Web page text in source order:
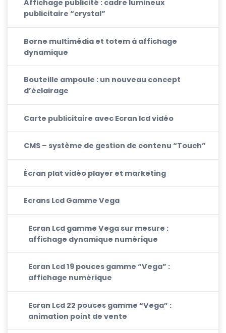
Affichage publicité : cadre lumineux
publicitaire “crystal”
Borne multimédia et totem à affichage
dynamique
Bouteille ampoule : un nouveau concept
d’éclairage
Carte publicitaire avec Ecran lcd vidéo
CMS – système de gestion de contenu “Touch”
Écran plat vidéo player et marketing
Ecrans Lcd Gamme Vega
Ecran Lcd gamme Vega sur mesure :
affichage dynamique numérique
Ecran Lcd 19 pouces gamme “Vega” :
affichage numérique
Ecran Lcd 22 pouces gamme “Vega” :
animation point de vente